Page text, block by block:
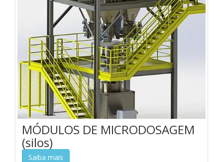
MÓDULOS DE MICRODOSAGEM
(silos)
Saiba mais